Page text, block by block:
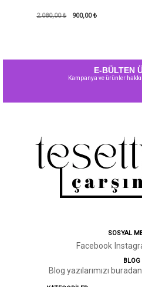
900,00 ₺
2.080,00 ₺
E-BÜLTEN
Kampanya ve ürünler
SOSYAL
Facebook
BLOG
Blog yazılarımızı